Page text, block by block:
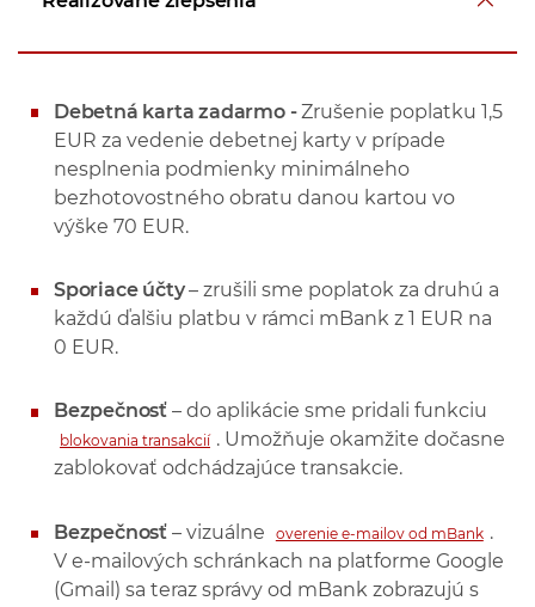
Debetná karta zadarmo -Zrušenie poplatku 1,5
EUR za vedenie debetnej karty v prípade
nesplnenia podmienky minimálneho
bezhotovostného obratu danou kartou vo
výške 70 EUR.
Sporiace účty– zrušili sme poplatok za druhú a
každú ďalšiu platbu v rámci mBank z 1 EUR na
0 EUR.
Bezpečnosť – do aplikácie sme pridali funkciu
blokovania transakcií . Umožňuje okamžite dočasne
zablokovať odchádzajúce transakcie.
Bezpečnosť – vizuálne overenie e-mailov od mBank .
V e-mailových schránkach na platforme Google
(Gmail) sa teraz správy od mBank zobrazujú s